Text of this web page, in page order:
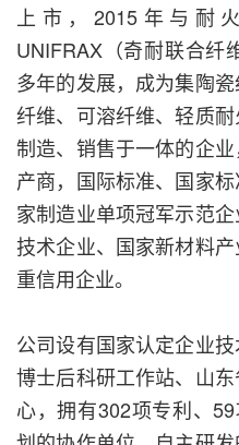
上市，2015年与耐
UNIFRAX（奇耐联合纤
多年的发展，成为集陶
纤维、可溶纤维、轻质耐
制造、销售于一体的企
产商，国际标准、国家
家制造业单项冠军示范
技术企业、国家新材料
重信用企业。
公司设有国家认定企业技
博士后科研工作站、山
心，拥有302项专利、